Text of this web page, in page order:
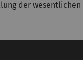
der